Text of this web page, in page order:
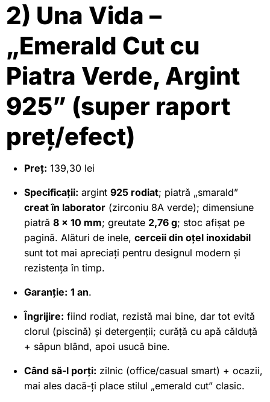
2) Una Vida –
„Emerald Cut cu
Piatra Verde, Argint
925” (super raport
preț/efect)
Preț: 139,30 lei
Specificații: argint 925 rodiat; piatră „smarald”
creat în laborator (zirconiu 8A verde); dimensiune
piatră 8 × 10 mm; greutate 2,76 g; stoc afișat pe
pagină. Alături de inele, cerceii din oțel inoxidabil
sunt tot mai apreciați pentru designul modern și
rezistența în timp.
Garanție: 1 an.
Îngrijire: fiind rodiat, rezistă mai bine, dar tot evită
clorul (piscină) și detergenții; curăță cu apă călduță
+ săpun blând, apoi usucă bine.
Când să-l porți: zilnic (office/casual smart) + ocazii,
mai ales dacă-ți place stilul „emerald cut” clasic.